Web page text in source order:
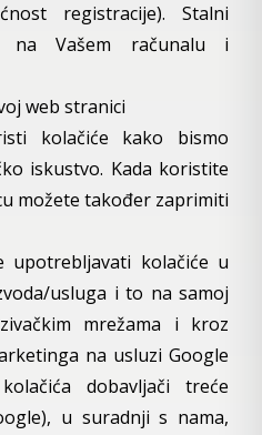
registracije). Stalni
na Vašem računalu i
web stranici
kolačiće kako bismo
iskustvo. Kada koristite
možete također zaprimiti
upotrebljavati kolačiće u
usluga i to na samoj
mrežama i kroz
na usluzi Google
dobavljači treće
u suradnji s nama,